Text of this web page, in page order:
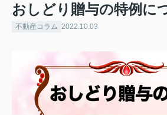
おしどり贈与の特例に
不動産コラム 2022.10.03